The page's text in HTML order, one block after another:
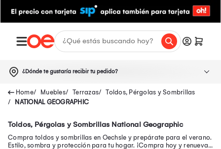
¿Dónde te gustaría recibir tu pedido?
Muebles Terrazas
Toldos, Pérgolas y Sombrillas
NATIONAL GEOGRAPHIC
Toldos, Pérgolas y Sombrillas National Geographic
Compra toldos y sombrillas en Oechsle y prepárate para el verano.
Estilo, sombra y protección para tu hogar. ¡Compra hoy y renueva